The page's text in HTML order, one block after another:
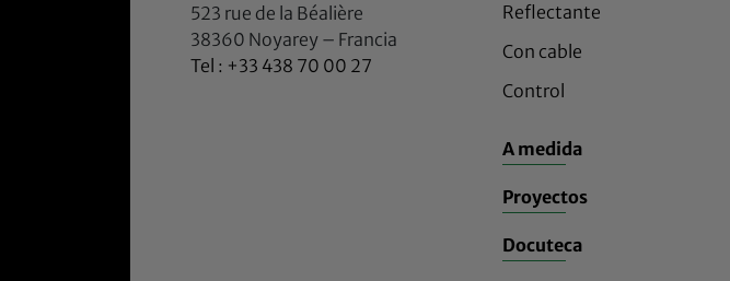
523 rue de la Béalière
38360 Noyarey – Francia
Tel : +33 438 70 00 27
Reflectante
Con cable
Control
A medida
Proyectos
Docuteca